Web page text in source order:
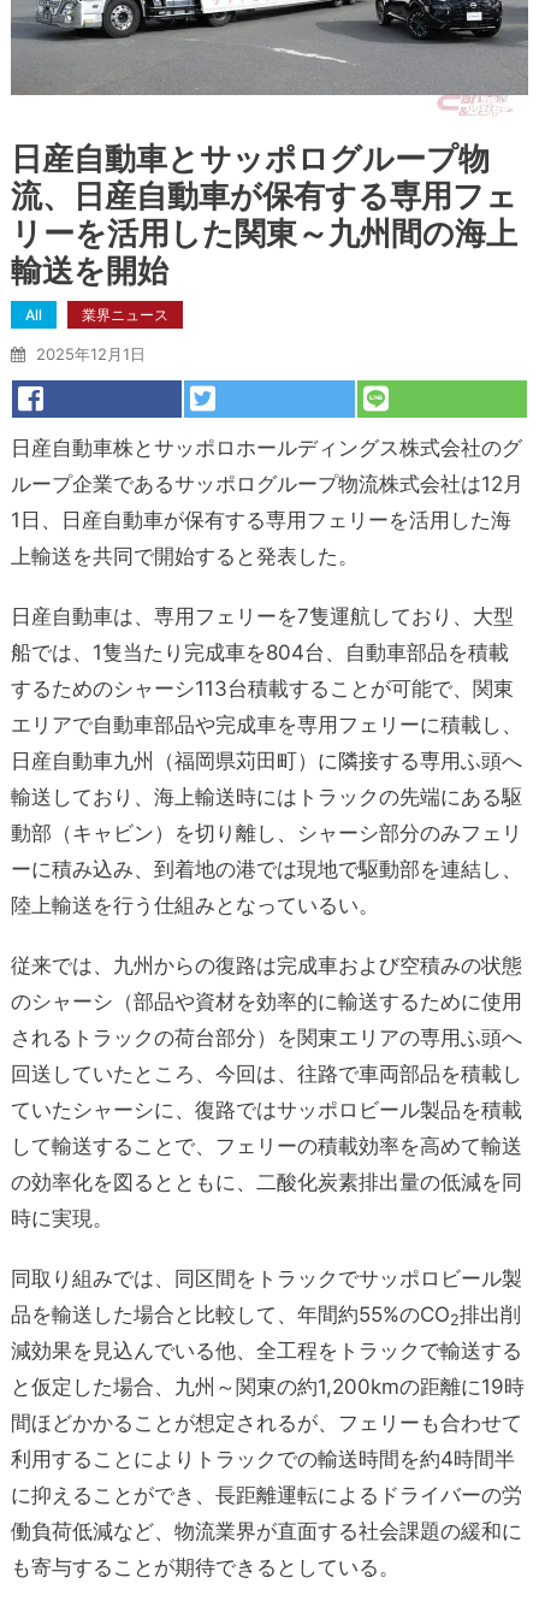
日産自動車とサッポログループ物
流、日産自動車が保有する専用フェ
リーを活用した関東～九州間の海上
輸送を開始
All 業界ニュース
2025年12月1日
日産自動車株とサッポロホールディングス株式会社のグ
ループ企業であるサッポログループ物流株式会社は12月
1日、日産自動車が保有する専用フェリーを活用した海
上輸送を共同で開始すると発表した。
日産自動車は、専用フェリーを7隻運航しており、大型
船では、1隻当たり完成車を804台、自動車部品を積載
するためのシャーシ113台積載することが可能で、関東
エリアで自動車部品や完成車を専用フェリーに積載し、
日産自動車九州（福岡県苅田町）に隣接する専用ふ頭へ
輸送しており、海上輸送時にはトラックの先端にある駆
動部（キャビン）を切り離し、シャーシ部分のみフェリ
ーに積み込み、到着地の港では現地で駆動部を連結し、
陸上輸送を行う仕組みとなっているい。
従来では、九州からの復路は完成車および空積みの状態
のシャーシ（部品や資材を効率的に輸送するために使用
されるトラックの荷台部分）を関東エリアの専用ふ頭へ
回送していたところ、今回は、往路で車両部品を積載し
ていたシャーシに、復路ではサッポロビール製品を積載
して輸送することで、フェリーの積載効率を高めて輸送
の効率化を図るとともに、二酸化炭素排出量の低減を同
時に実現。
同取り組みでは、同区間をトラックでサッポロビール製
品を輸送した場合と比較して、年間約55%のCO2排出削
減効果を見込んでいる他、全工程をトラックで輸送する
と仮定した場合、九州～関東の約1,200kmの距離に19時
間ほどかかることが想定されるが、フェリーも合わせて
利用することによりトラックでの輸送時間を約4時間半
に抑えることができ、長距離運転によるドライバーの労
働負荷低減など、物流業界が直面する社会課題の緩和に
も寄与することが期待できるとしている。